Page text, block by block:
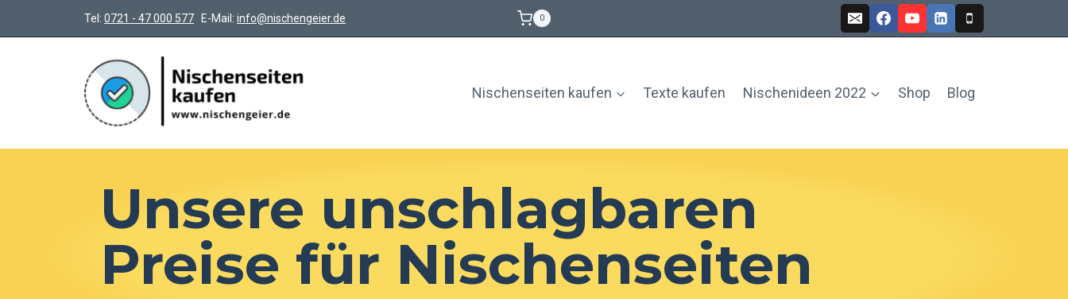
Tel: 0721 - 47 000 577 E-Mail: info@nischengeier.de 0
Nischenseiten kaufen Texte kaufen Nischenideen 2022 Shop Blog
Unsere unschlagbaren
Preise für Nischenseiten